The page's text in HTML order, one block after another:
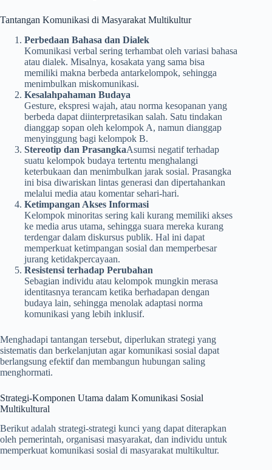
Tantangan Komunikasi di Masyarakat Multikultur
Perbedaan Bahasa dan Dialek
Komunikasi verbal sering terhambat oleh variasi bahasa
atau dialek. Misalnya, kosakata yang sama bisa
memiliki makna berbeda antarkelompok, sehingga
menimbulkan miskomunikasi.
Kesalahpahaman Budaya
Gesture, ekspresi wajah, atau norma kesopanan yang
berbeda dapat diinterpretasikan salah. Satu tindakan
dianggap sopan oleh kelompok A, namun dianggap
menyinggung bagi kelompok B.
Stereotip dan PrasangkaAsumsi negatif terhadap
suatu kelompok budaya tertentu menghalangi
keterbukaan dan menimbulkan jarak sosial. Prasangka
ini bisa diwariskan lintas generasi dan dipertahankan
melalui media atau komentar sehari-hari.
Ketimpangan Akses Informasi
Kelompok minoritas sering kali kurang memiliki akses
ke media arus utama, sehingga suara mereka kurang
terdengar dalam diskursus publik. Hal ini dapat
memperkuat ketimpangan sosial dan memperbesar
jurang ketidakpercayaan.
Resistensi terhadap Perubahan
Sebagian individu atau kelompok mungkin merasa
identitasnya terancam ketika berhadapan dengan
budaya lain, sehingga menolak adaptasi norma
komunikasi yang lebih inklusif.
Menghadapi tantangan tersebut, diperlukan strategi yang
sistematis dan berkelanjutan agar komunikasi sosial dapat
berlangsung efektif dan membangun hubungan saling
menghormati.
Strategi-Komponen Utama dalam Komunikasi Sosial
Multikultural
Berikut adalah strategi-strategi kunci yang dapat diterapkan
oleh pemerintah, organisasi masyarakat, dan individu untuk
memperkuat komunikasi sosial di masyarakat multikultur.